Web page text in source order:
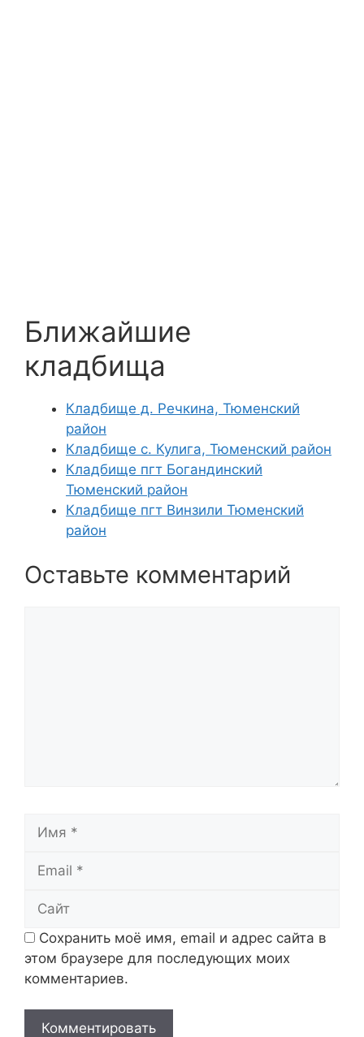
Ближайшие
кладбища
Кладбище д. Речкина, Тюменский
район
Кладбище с. Кулига, Тюменский район
Кладбище пгт Богандинский
Тюменский район
Кладбище пгт Винзили Тюменский
район
Оставьте комментарий
Сохранить моё имя, email и адрес сайта в
этом браузере для последующих моих
комментариев.